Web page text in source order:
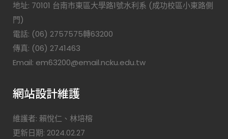
地址: 70101 台南市東區大學路1號水利系 (成功校區小東路側
門)
電話: (06) 2757575轉63200
傳真: (06) 2741463
Email: em63200@email.ncku.edu.tw
網站設計維護
維護者: 賴悅仁、林培榕
更新日期: 2024.02.27